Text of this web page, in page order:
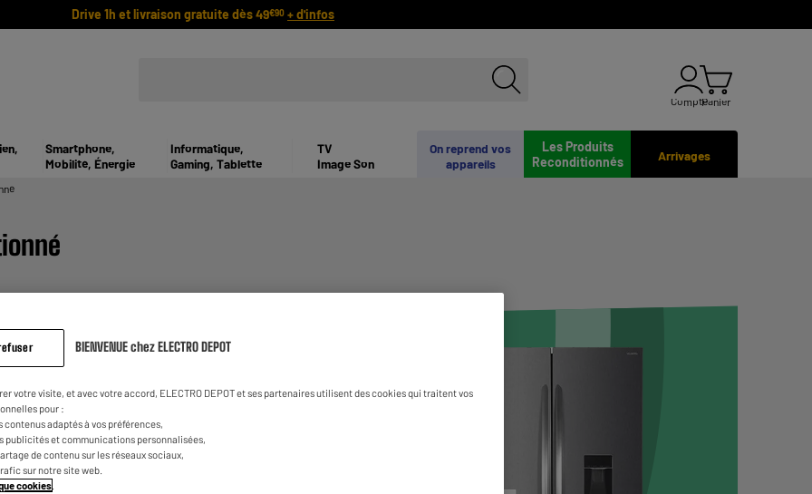
Drive 1h et livraison gratuite dès 49€90 + d'infos
ComptePanier
Arrivages
Les Produits
Reconditionnés
On reprend vos
appareils
Smartphone,
Mobilité, Énergie
Informatique,
Gaming, Tablette
TV
Image Son
BIENVENUE chez ELECTRO DEPOT
votre visite, et avec votre accord, ELECTRO DEPOT et ses partenaires utilisent des cookies qui traitent vos
pour :
contenus adaptés à vos préférences,
publicités et communications personnalisées,
de contenu sur les réseaux sociaux,
sur notre site web.
cookies